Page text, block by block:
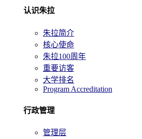
认识朱拉
朱拉简介
核心使命
朱拉100周年
重要访客
大学排名
Program Accreditation
行政管理
管理层